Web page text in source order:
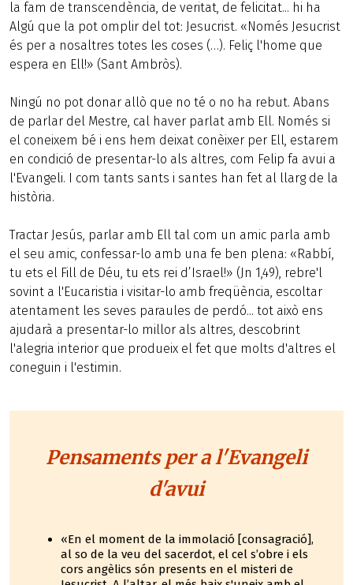
la fam de transcendència, de veritat, de felicitat... hi ha
Algú que la pot omplir del tot: Jesucrist. «Només Jesucrist
és per a nosaltres totes les coses (…). Feliç l'home que
espera en Ell!» (Sant Ambròs).
Ningú no pot donar allò que no té o no ha rebut. Abans
de parlar del Mestre, cal haver parlat amb Ell. Només si
el coneixem bé i ens hem deixat conèixer per Ell, estarem
en condició de presentar-lo als altres, com Felip fa avui a
l'Evangeli. I com tants sants i santes han fet al llarg de la
història.
Tractar Jesús, parlar amb Ell tal com un amic parla amb
el seu amic, confessar-lo amb una fe ben plena: «Rabbí,
tu ets el Fill de Déu, tu ets rei d’Israel!» (Jn 1,49), rebre'l
sovint a l'Eucaristia i visitar-lo amb freqüència, escoltar
atentament les seves paraules de perdó... tot això ens
ajudarà a presentar-lo millor als altres, descobrint
l'alegria interior que produeix el fet que molts d'altres el
coneguin i l'estimin.
Pensaments per a l'Evangeli
d'avui
«En el moment de la immolació [consagració],
al so de la veu del sacerdot, el cel s’obre i els
cors angèlics són presents en el misteri de